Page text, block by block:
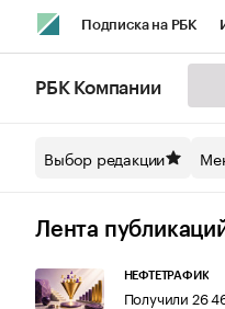
Подписка на РБК
Спецпроекты СПб
Технологии и медиа
РБК Компании
Выбор редакции
Лента
НЕФТЕТРАФИК
Получили 26